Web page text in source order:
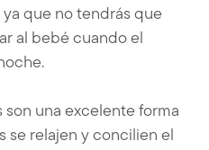
que no tendrás que
al bebé cuando el
son una excelente forma
se relajen y concilien el